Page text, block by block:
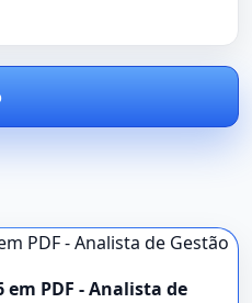
em PDF - Analista de